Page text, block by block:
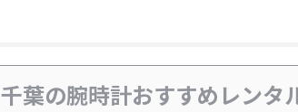
千葉の腕時計おすすめレンタ